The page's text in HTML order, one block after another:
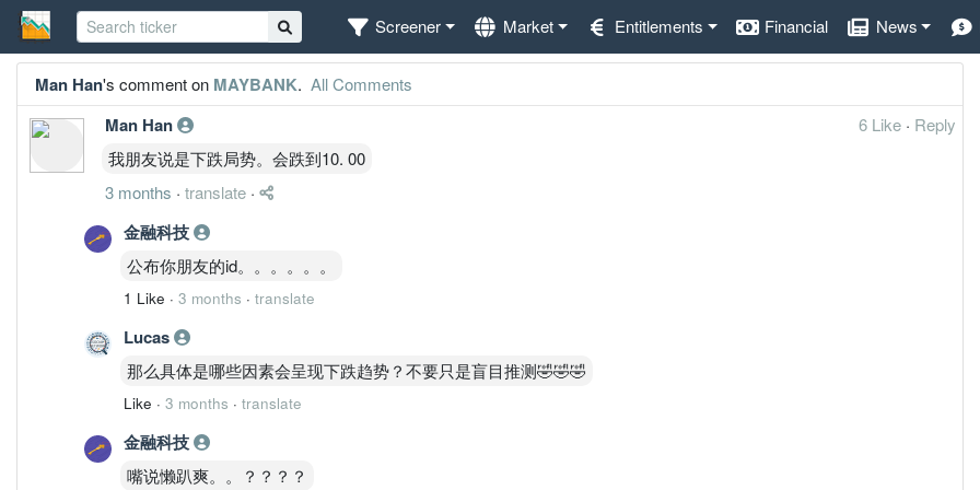
Screener Market Entitlements Financial News
Man Han's comment on MAYBANK. All Comments
Man Han 6 Like · Reply
我朋友说是下跌局势。会跌到10. 00
3 months · translate ·
金融科技
公布你朋友的id。。。。。。
1 Like · 3 months · translate
Lucas
那么具体是哪些因素会呈现下跌趋势？不要只是盲目推测🤣🤣🤣
Like · 3 months · translate
金融科技
嘴说懒趴爽。。？？？？